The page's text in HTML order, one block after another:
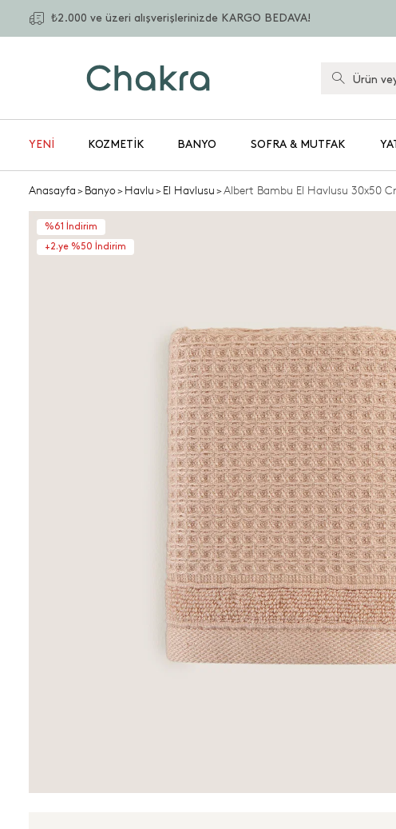
₺2.000 ve üzeri alışverişlerinizde KARGO BEDAVA!
YENİ KOZMETIK BANYO SOFRA & MUTFAK
Anasayfa>Banyo>Havlu>El Havlusu>Albert Bambu El Havlusu 30x50
%61 İndirim
+2.ye %50 İndirim